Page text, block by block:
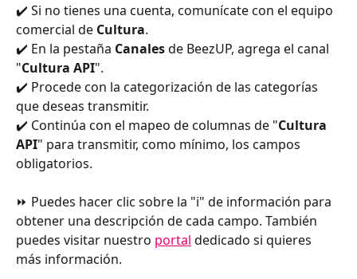
✔️ Si no tienes una cuenta, comunícate con el equipo
comercial de Cultura.
✔️ En la pestaña Canales de BeezUP, agrega el canal
"Cultura API".
✔️ Procede con la categorización de las categorías
que deseas transmitir.
✔️ Continúa con el mapeo de columnas de "Cultura
API" para transmitir, como mínimo, los campos
obligatorios.
⏩ Puedes hacer clic sobre la "i" de información para
obtener una descripción de cada campo. También
puedes visitar nuestro portal dedicado si quieres
más información.